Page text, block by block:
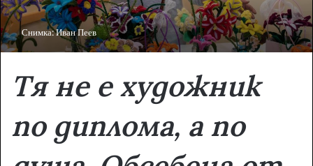
Снимка: Иван Пеев
Тя не е художник
по диплома, а по